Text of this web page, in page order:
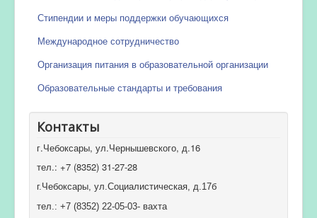
Стипендии и меры поддержки обучающихся
Международное сотрудничество
Организация питания в образовательной организации
Образовательные стандарты и требования
Контакты
г.Чебоксары, ул.Чернышевского, д.16
тел.: +7 (8352) 31-27-28
г.Чебоксары, ул.Социалистическая, д.17б
тел.: +7 (8352) 22-05-03- вахта